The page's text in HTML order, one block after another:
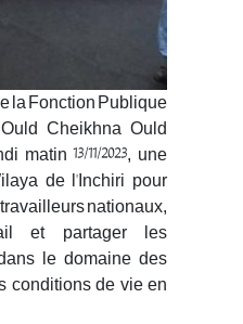
la Fonction Publique
Cheikhna Ould
13/11/2023, une
de l'Inchiri pour
nationaux,
et partager les
le domaine des
conditions de vie en